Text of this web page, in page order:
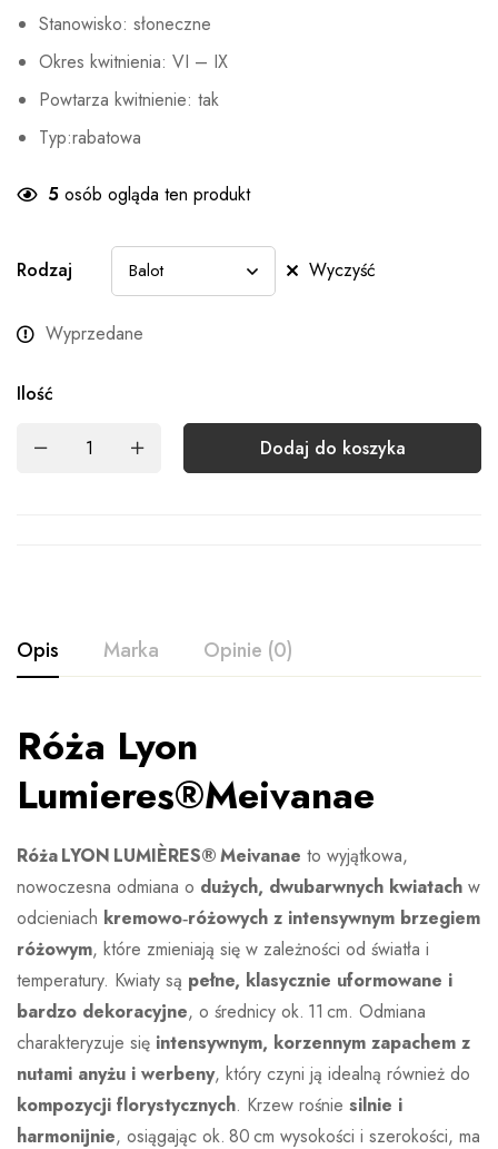
Stanowisko: słoneczne
Okres kwitnienia: VI – IX
Powtarza kwitnienie: tak
Typ:rabatowa
5 osób ogląda ten produkt
Rodzaj Wyczyść
Wyprzedane
Ilość
Dodaj do koszyka
Opis Marka Opinie (0)
Róża Lyon
Lumieres®Meivanae
Róża LYON LUMIÈRES® Meivanae to wyjątkowa,
nowoczesna odmiana o dużych, dwubarwnych kwiatach w
odcieniach kremowo‑różowych z intensywnym brzegiem
różowym, które zmieniają się w zależności od światła i
temperatury. Kwiaty są pełne, klasycznie uformowane i
bardzo dekoracyjne, o średnicy ok. 11 cm. Odmiana
charakteryzuje się intensywnym, korzennym zapachem z
nutami anyżu i werbeny, który czyni ją idealną również do
kompozycji florystycznych. Krzew rośnie silnie i
harmonijnie, osiągając ok. 80 cm wysokości i szerokości, ma
MEILLAND
Ocena i opinia
Na podstawie 0 ocen
Nikt jeszcze nie ocenił produktu